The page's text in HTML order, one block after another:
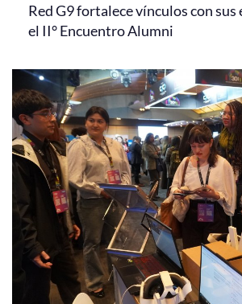
Red G9 fortalece vínculos con sus
el II° Encuentro Alumni